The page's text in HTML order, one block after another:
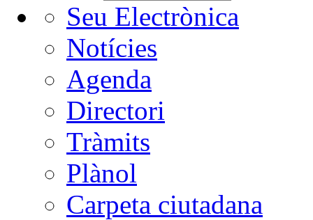
Seu Electrònica
Notícies
Agenda
Directori
Tràmits
Plànol
Carpeta ciutadana